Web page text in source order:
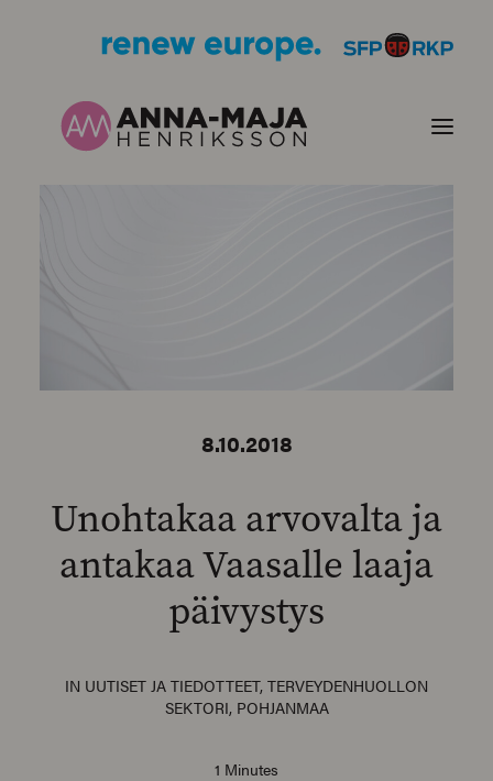
SEARCH
8.10.2018
Unohtakaa arvovalta ja
antakaa Vaasalle laaja
päivystys
IN UUTISET JA TIEDOTTEET, TERVEYDENHUOLLON
SEKTORI, POHJANMAA
1 Minutes